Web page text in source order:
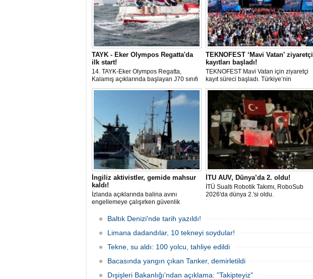
TAYK - Eker Olympos Regatta'da
ilk start!
14. TAYK-Eker Olympos Regatta,
Kalamış açıklarında başlayan J70 sınıfı
yarışlarıyla ilk startını verdi. İstanbul'u 10
gün boyunca yelken coşkusuyla
buluşturacak organizasyonun ilk
gününde 9 tekne rüzgârla buluştu.
TEKNOFEST ‘Mavi Vatan’ ziyaretçi
kayıtları başladı!
TEKNOFEST Mavi Vatan için ziyaretçi
kayıt süreci başladı. Türkiye’nin
denizcilik ve savunma teknolojilerine
odaklanan etkinliği, 20-23 Ağustos
tarihleri arasında Gölcük Tersanesi
Komutanlığı’nda gerçekleştirilecek.
İngiliz aktivistler, gemide mahsur
kaldı!
İzlanda açıklarında balina avını
engellemeye çalışırken güvenlik
protesto gemisindeki 21 çevre aktivisti,
günlerdir gemiden çıkmalarına izin
verilmediğini ve temel haklarının ihlal
Britanyalı aktivist de bulunuyor.
İTU AUV, Dünya’da 2. oldu!
İTÜ Sualtı Robotik Takımı, RoboSub
2026'da dünya 2.'si oldu.
Baltık Denizi'nde tarih yazıldı!
Limana dadandılar, 10 tekneyi soydular!
Tekne, su aldı: 100 yolcu, tahliye edildi
Bacasında yangın çıkan Tanker, demirletildi
Dışişleri Bakanlığı'ndan açıklama: "Takipteyiz"